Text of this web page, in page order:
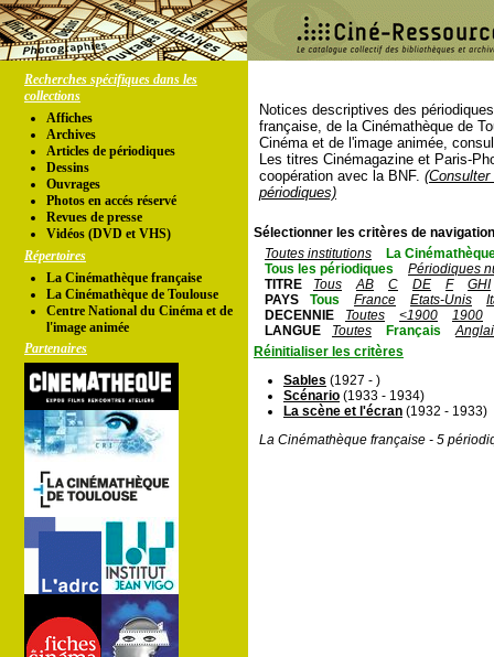
Recherches spécifiques dans les
collections
Affiches
Archives
Articles de périodiques
Dessins
Ouvrages
Photos en accés réservé
Revues de presse
Vidéos (DVD et VHS)
Répertoires
La Cinémathèque française
La Cinémathèque de Toulouse
Centre National du Cinéma et de
l'image animée
Partenaires
Notices descriptives des
française, de la Cinémathèque de
Cinéma et de l'image animée,
Les titres Cinémagazine et Paris-
coopération avec la BNF.
périodiques)
Sélectionner les critères de
Toutes institutions
La
Tous les périodiques
Périodiques
TITRE
Tous AB C DE F
GHI
PAYS
Tous France Etats-Unis
DECENNIE
Toutes <1900
1900
LANGUE
Toutes Français
Réinitialiser les critères
Sables (1927 - )
Scénario (1933 - 1934)
La scène et l'écran (1932 - 1933)
La Cinémathèque française - 5